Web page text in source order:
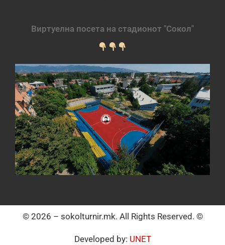
Виртуелна посета на стадионот "Сокол"
© 2026 – sokolturnir.mk. All Rights Reserved. ©
Developed by: UNET